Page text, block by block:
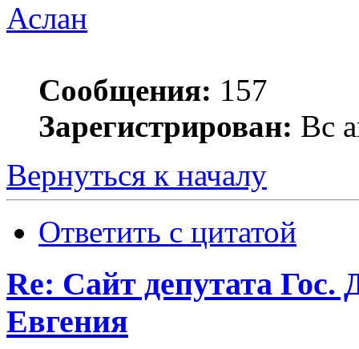
Аслан
Сообщения: 157
Зарегистрирован: Вс
Вернуться к началу
Ответить с цитатой
Re: Сайт депутата
Евгения